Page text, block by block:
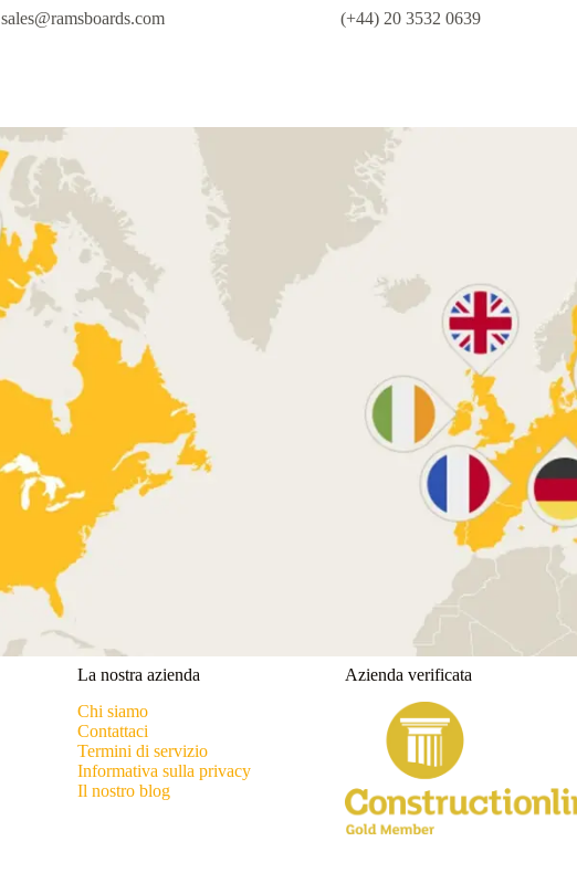
sales@ramsboards.com
(+44) 20 3532 0639
La nostra azienda
Chi siamo
Contattaci
Termini di servizio
Informativa sulla privacy
Il nostro blog
Azienda verificata